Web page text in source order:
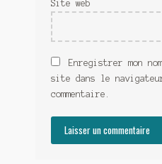
Site web
Enregistrer mon
site dans le
commentaire.